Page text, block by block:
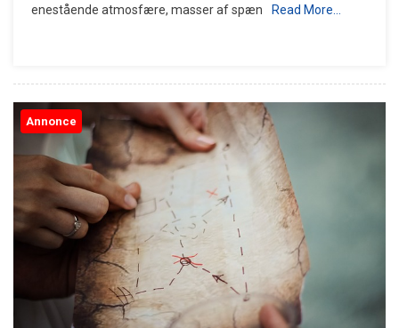
enestående atmosfære, masser af spæn
Read More…
Annonce